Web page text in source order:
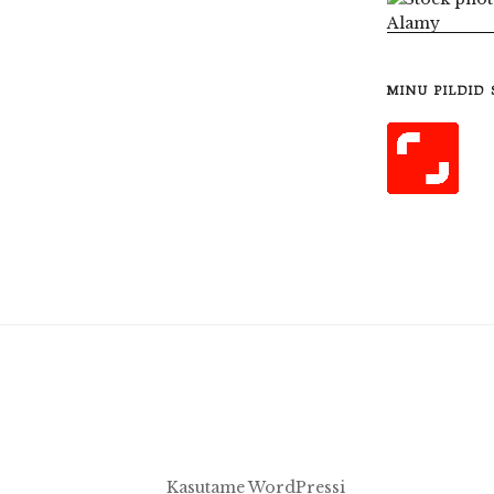
MINU PILDID
Kasutame WordPressi